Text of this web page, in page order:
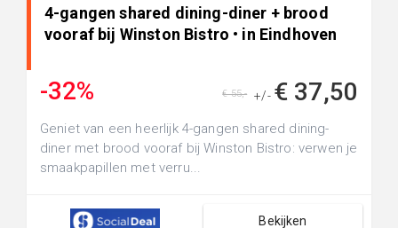
4-gangen shared dining-diner + brood
vooraf bij Winston Bistro • in Eindhoven
-32% +/- € 37,50
€ 55,-
Geniet van een heerlijk 4-gangen shared dining-
diner met brood vooraf bij Winston Bistro: verwen je
smaakpapillen met verru...
Bekijken